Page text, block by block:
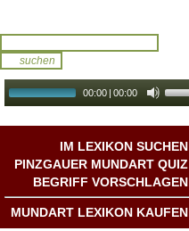
00:00 | 00:00
IM LEXIKON SUCHEN
PINZGAUER MUNDART QUIZ
BEGRIFF VORSCHLAGEN
MUNDART LEXIKON KAUFEN